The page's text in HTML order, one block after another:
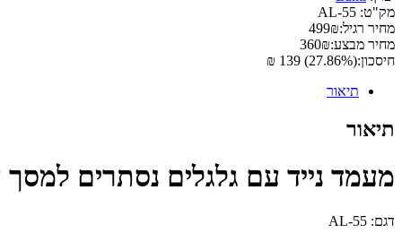
מק"ט: AL-55
מחיר רגיל:
499₪
מחיר מבצע:
360₪
חיסכון:(27.86%) 139 ₪
תיאור
תיאור
מעמד נייד עם גלגלים נסתרים למסך עד
דגם: AL-55